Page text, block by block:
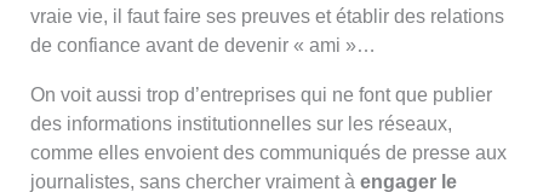
vraie vie, il faut faire ses preuves et établir des relations
de confiance avant de devenir « ami »…
On voit aussi trop d’entreprises qui ne font que publier
des informations institutionnelles sur les réseaux,
comme elles envoient des communiqués de presse aux
journalistes, sans chercher vraiment àengager le